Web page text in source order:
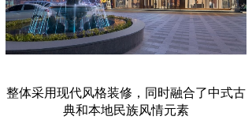
整体采用现代风格装修，同时融合了中式古
典和本地民族风情元素